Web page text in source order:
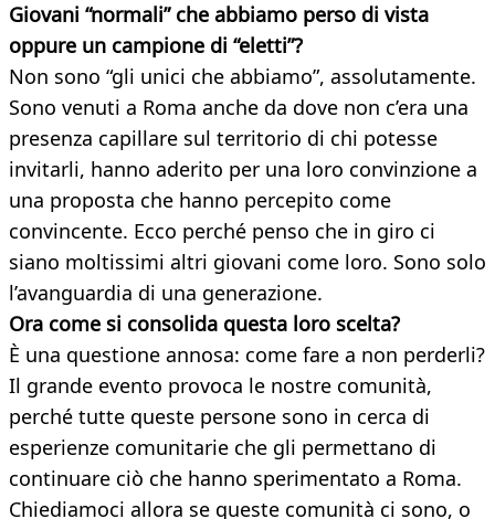
Giovani “normali” che abbiamo perso di vista
oppure un campione di “eletti”?
Non sono “gli unici che abbiamo”, assolutamente.
Sono venuti a Roma anche da dove non c’era una
presenza capillare sul territorio di chi potesse
invitarli, hanno aderito per una loro convinzione a
una proposta che hanno percepito come
convincente. Ecco perché penso che in giro ci
siano moltissimi altri giovani come loro. Sono solo
l’avanguardia di una generazione.
Ora come si consolida questa loro scelta?
È una questione annosa: come fare a non perderli?
Il grande evento provoca le nostre comunità,
perché tutte queste persone sono in cerca di
esperienze comunitarie che gli permettano di
continuare ciò che hanno sperimentato a Roma.
Chiediamoci allora se queste comunità ci sono, o